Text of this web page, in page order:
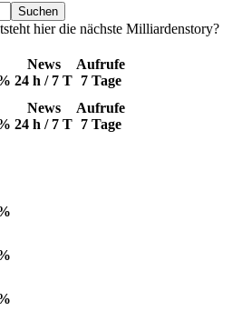
hier die nächste Milliardenstory?
News
24 h / 7 T
Aufrufe
7 Tage
News
24 h / 7 T
Aufrufe
7 Tage